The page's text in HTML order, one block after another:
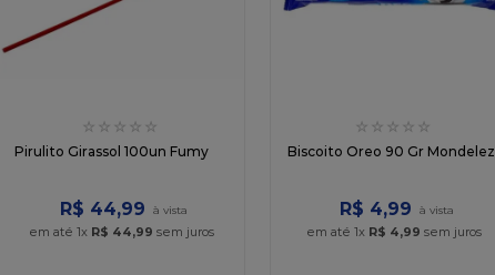
☆ ☆ ☆ ☆ ☆
Pirulito Girassol 100un Fumy
R$ 44,99
em até 1x R$ 44,99 sem juros
☆ ☆ ☆ ☆ ☆
Biscoito Oreo 90 Gr Mondelez
R$ 4,99
em até 1x R$ 4,99 sem juros